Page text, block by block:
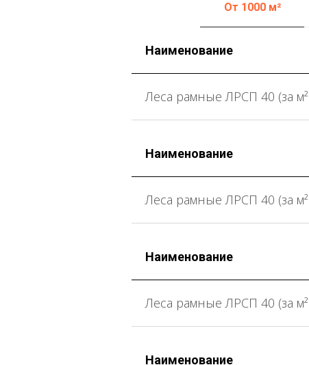
От 1000 м²
Наименование
Леса рамные ЛРСП 40 (за
Наименование
Леса рамные ЛРСП 40 (за
Наименование
Леса рамные ЛРСП 40 (за
Наименование